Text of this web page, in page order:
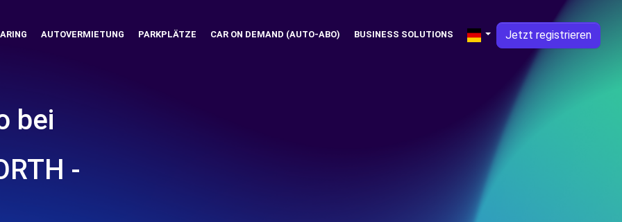
AUTOVERMIETUNG PARKPLÄTZE CAR ON DEMAND (AUTO-ABO) BUSINESS SOLUTIONS Jetzt registrieren
bei
-